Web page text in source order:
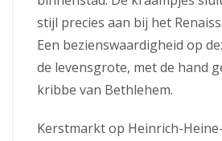
stijl precies aan bij het
Een bezienswaardigheid op
de levensgrote, met de hand
kribbe van Bethlehem.
Kerstmarkt op Heinrich-